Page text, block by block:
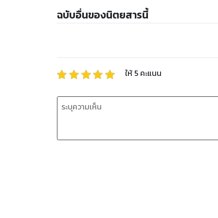
ฉบับอื่นของนิตยสารนี้
ให้ 5 คะแนน